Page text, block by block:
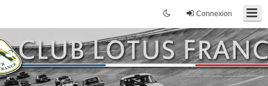
Connexion